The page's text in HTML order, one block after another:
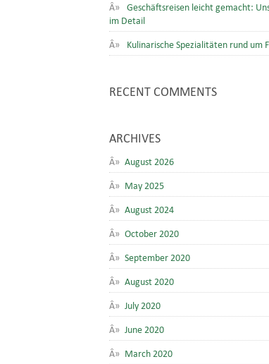
Geschäftsreisen leicht gemacht:
im Detail
Kulinarische Spezialitäten rund um
RECENT COMMENTS
ARCHIVES
August 2026
May 2025
August 2024
October 2020
September 2020
August 2020
July 2020
June 2020
March 2020